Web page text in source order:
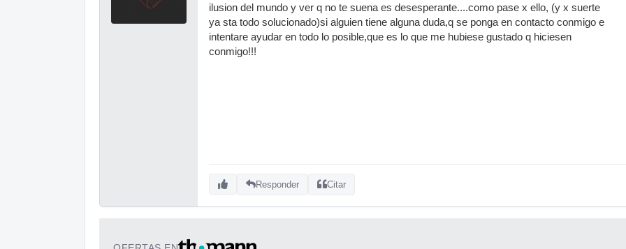
ilusion del mundo y ver q no te suena es desesperante....como pase x ello, (y x suerte
ya sta todo solucionado)si alguien tiene alguna duda,q se ponga en contacto conmigo e
intentare ayudar en todo lo posible,que es lo que me hubiese gustado q hiciesen
conmigo!!!
Responder Citar